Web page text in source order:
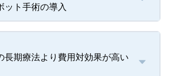
ット手術の導入
長期療法より費用対効果が高い